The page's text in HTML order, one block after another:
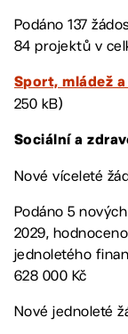
Podáno 137
84 projektů v
Sport, mládež
250 kB)
Sociální a
Nové víceleté
Podáno 5
2029,
jednoletého
628 000 Kč
Nové jednoleté